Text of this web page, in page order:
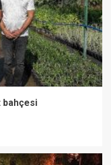
bahçesi